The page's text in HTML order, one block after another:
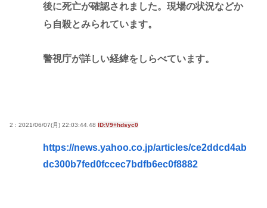
後に死亡が確認されました。現場の状況などか
ら自殺とみられています。
警視庁が詳しい経緯をしらべています。
2 : 2021/06/07(月) 22:03:44.48 ID:V9+hdsyc0
https://news.yahoo.co.jp/articles/ce2ddcd4ab
dc300b7fed0fccec7bdfb6ec0f8882